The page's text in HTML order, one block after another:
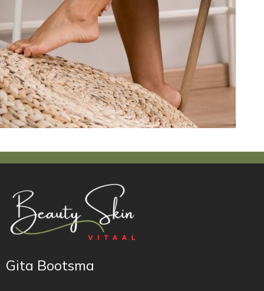
Gita Bootsma